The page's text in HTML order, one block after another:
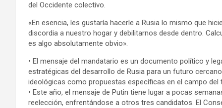
del Occidente colectivo.
«En esencia, les gustaría hacerle a Rusia lo mismo que
discordia a nuestro hogar y debilitarnos desde dentro.
es algo absolutamente obvio».
• El mensaje del mandatario es un documento político y
estratégicas del desarrollo de Rusia para un futuro
ideológicas como propuestas específicas en el campo
• Este año, el mensaje de Putin tiene lugar a pocas
reelección, enfrentándose a otros tres candidatos. El